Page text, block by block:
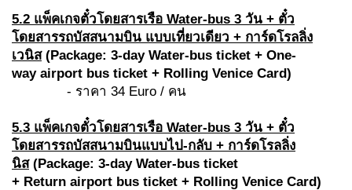
5.2 แพ็คเกจตั๋วโดยสารเรือ Water-bus 3 วัน + ตั๋ว
โดยสารรถบัสสนามบิน แบบเที่ยวเดียว + การ์ดโรลลิ่ง
เวนิส (Package: 3-day Water-bus ticket + One-
wayairport bus ticket + Rolling Venice Card)
- ราคา 34 Euro / คน
5.3 แพ็คเกจตั๋วโดยสารเรือ Water-bus 3 วัน + ตั๋ว
โดยสารรถบัสสนามบินแบบไป-กลับ + การ์ดโรลลิ่ง
นิส (Package: 3-day Water-bus ticket
+ Return airport bus ticket + Rolling Venice Card)